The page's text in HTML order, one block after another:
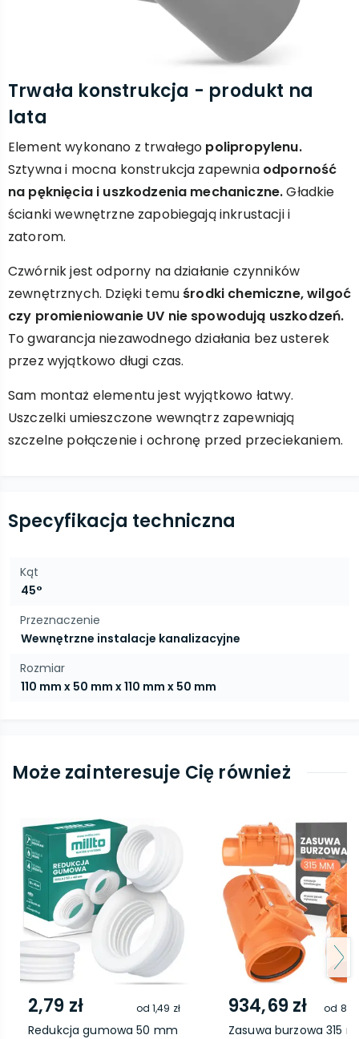
Trwała konstrukcja - produkt na
lata
Element wykonano z trwałego polipropylenu.
Sztywna i mocna konstrukcja zapewnia odporność
na pęknięcia i uszkodzenia mechaniczne.Gładkie
ścianki wewnętrzne zapobiegają inkrustacji i
zatorom.
Czwórnik jest odporny na działanie czynników
zewnętrznych. Dzięki temu środki chemiczne, wilgoć
czy promieniowanie UV nie spowodują uszkodzeń.
To gwarancja niezawodnego działania bez usterek
przez wyjątkowo długi czas.
Sam montaż elementu jest wyjątkowo łatwy.
Uszczelki umieszczone wewnątrz zapewniają
szczelne połączenie i ochronę przed przeciekaniem.
Specyfikacja techniczna
Kąt
45°
Przeznaczenie
Wewnętrzne instalacje kanalizacyjne
Rozmiar
110 mm x 50 mm x 110 mm x 50 mm
Może zainteresuje Cię również
2,79 zł od1,49 zł
Redukcja gumowa 50 mm
934,69 zł od
Zasuwa burzowa 315